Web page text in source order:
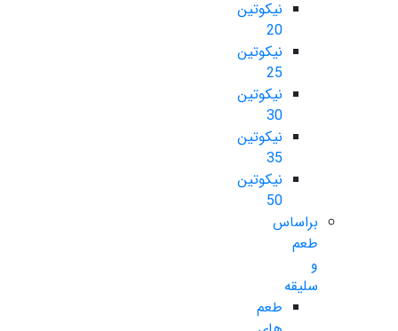
نیکوتین
20
نیکوتین
25
نیکوتین
30
نیکوتین
35
نیکوتین
50
براساس
طعم
و
سلیقه
طعم